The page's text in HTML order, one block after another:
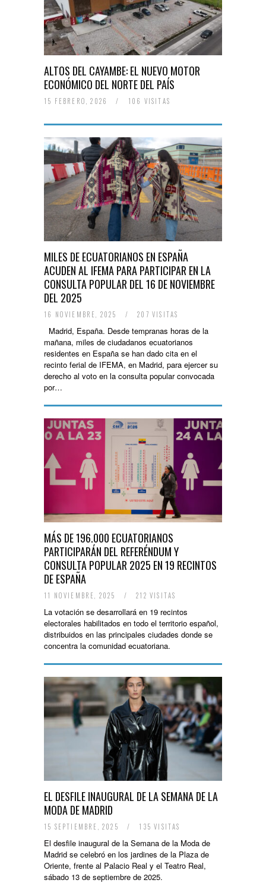
ALTOS DEL CAYAMBE: EL NUEVO MOTOR
ECONÓMICO DEL NORTE DEL PAÍS
15 FEBRERO, 2026 / 106 VISITAS
MILES DE ECUATORIANOS EN ESPAÑA
ACUDEN AL IFEMA PARA PARTICIPAR EN LA
CONSULTA POPULAR DEL 16 DE NOVIEMBRE
DEL 2025
16 NOVIEMBRE, 2025 / 207 VISITAS
Madrid, España. Desde tempranas horas de la
mañana, miles de ciudadanos ecuatorianos
residentes en España se han dado cita en el
recinto ferial de IFEMA, en Madrid, para ejercer su
derecho al voto en la consulta popular convocada
por…
MÁS DE 196.000 ECUATORIANOS
PARTICIPARÁN DEL REFERÉNDUM Y
CONSULTA POPULAR 2025 EN 19 RECINTOS
DE ESPAÑA
11 NOVIEMBRE, 2025 / 212 VISITAS
La votación se desarrollará en 19 recintos
electorales habilitados en todo el territorio español,
distribuidos en las principales ciudades donde se
concentra la comunidad ecuatoriana.
EL DESFILE INAUGURAL DE LA SEMANA DE LA
MODA DE MADRID
15 SEPTIEMBRE, 2025 / 135 VISITAS
El desfile inaugural de la Semana de la Moda de
Madrid se celebró en los jardines de la Plaza de
Oriente, frente al Palacio Real y el Teatro Real,
sábado 13 de septiembre de 2025.